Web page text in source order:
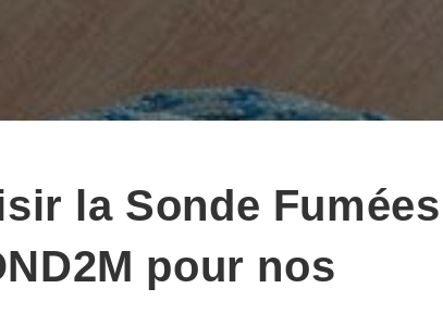
la Sonde Fumées
pour nos